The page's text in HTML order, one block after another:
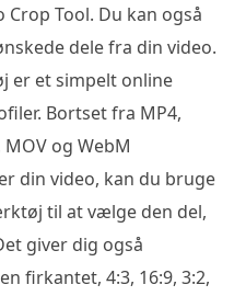
Crop Tool. Du kan også
dele fra din video.
er et simpelt online
Bortset fra MP4,
og WebM
din video, kan du bruge
til at vælge den del,
giver dig også
firkantet, 4:3, 16:9, 3:2,